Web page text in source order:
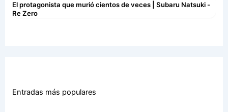
El protagonista que murió cientos de veces | Subaru Natsuki -
Re Zero
Entradas más populares